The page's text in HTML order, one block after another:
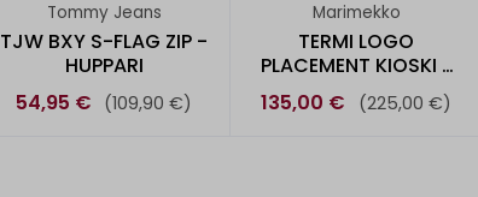
Tommy Jeans
TJW BXY S-FLAG ZIP -
HUPPARI
54,95 € (109,90 €)
Marimekko
TERMI LOGO
PLACEMENT KIOSKI -
HUPPARI
135,00 € (225,00 €)